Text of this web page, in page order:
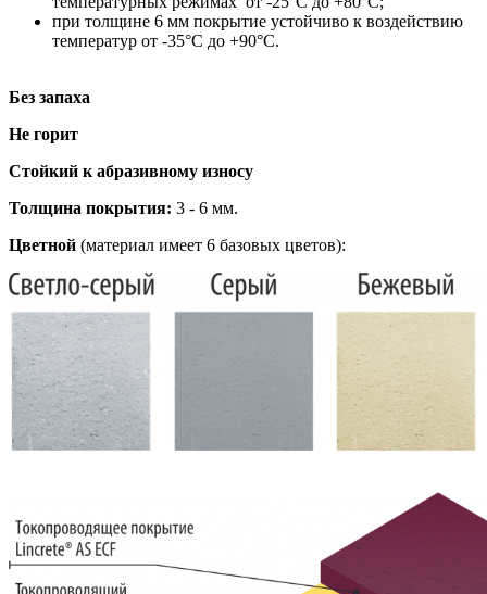
при толщине 6 мм покрытие устойчиво к воздействию
температур от -35°С до +90°С.
Без запаха
Не горит
Стойкий к абразивному износу
Толщина покрытия: 3 - 6 мм.
Цветной (материал имеет 6 базовых цветов):